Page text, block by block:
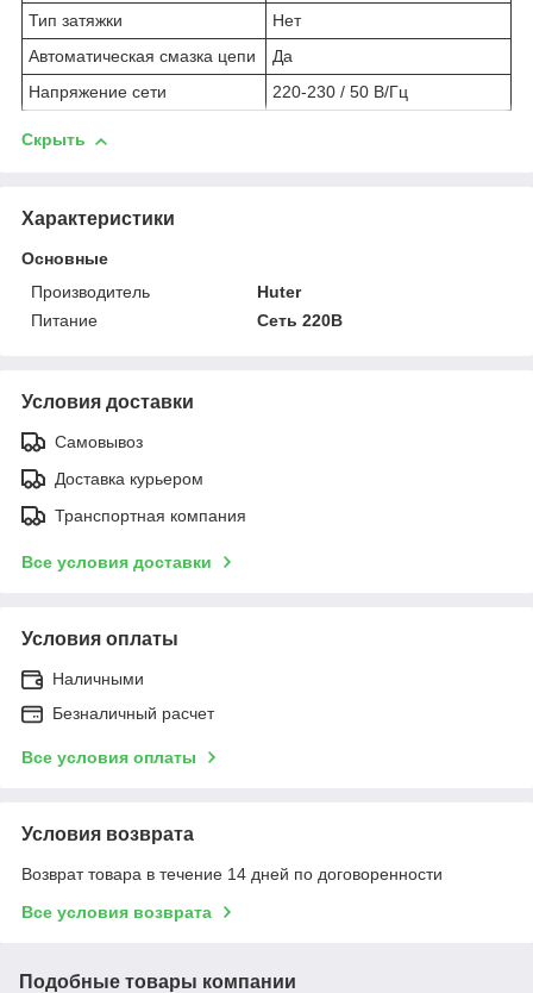
Тип затяжки
Нет
Автоматическая смазка цепи
Да
Напряжение сети
220-230 / 50 В/Гц
Скрыть
Характеристики
Основные
Производитель
Huter
Питание
Сеть 220В
Условия доставки
Самовывоз
Доставка курьером
Транспортная компания
Все условия доставки
Условия оплаты
Наличными
Безналичный расчет
Все условия оплаты
Условия возврата
Возврат товара в течение 14 дней по договоренности
Все условия возврата
Подобные товары компании